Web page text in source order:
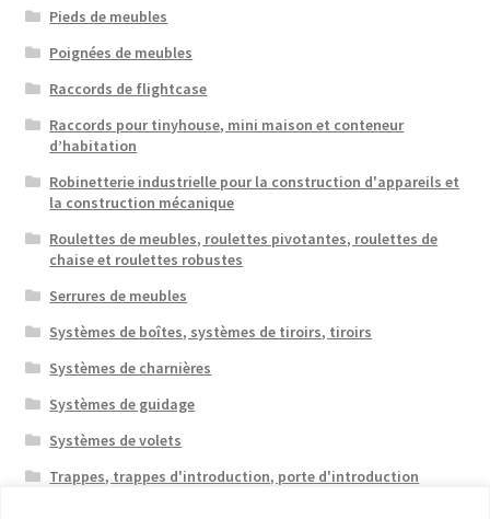
Pieds de meubles
Poignées de meubles
Raccords de flightcase
Raccords pour tinyhouse, mini maison et conteneur
d’habitation
Robinetterie industrielle pour la construction d'appareils et
la construction mécanique
Roulettes de meubles, roulettes pivotantes, roulettes de
chaise et roulettes robustes
Serrures de meubles
Systèmes de boîtes, systèmes de tiroirs, tiroirs
Systèmes de charnières
Systèmes de guidage
Systèmes de volets
Trappes, trappes d'introduction, porte d'introduction